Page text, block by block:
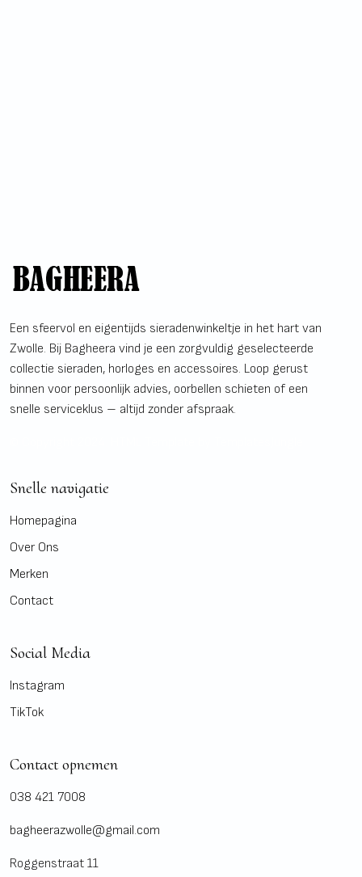
Een sfeervol en eigentijds sieradenwinkeltje in het hart van
Zwolle. Bij Bagheera vind je een zorgvuldig geselecteerde
collectie sieraden, horloges en accessoires. Loop gerust
binnen voor persoonlijk advies, oorbellen schieten of een
snelle serviceklus – altijd zonder afspraak.
Snelle navigatie
Homepagina
Over Ons
Merken
Contact
Social Media
Instagram
TikTok
Contact opnemen
038 421 7008
bagheerazwolle@gmail.com
Roggenstraat 11